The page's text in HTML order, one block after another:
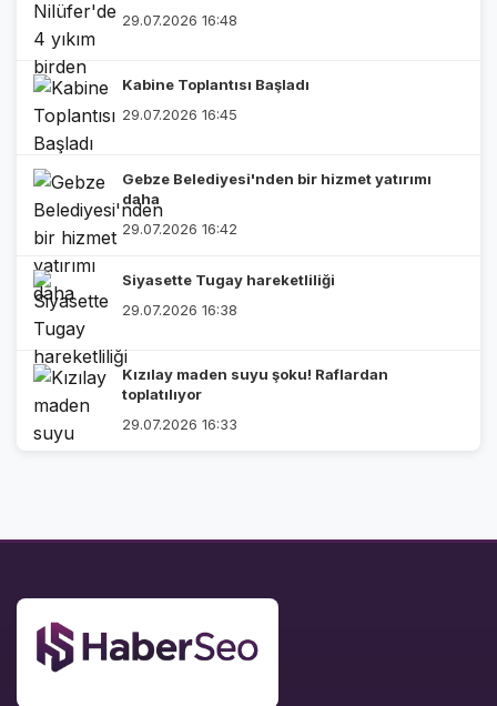
29.07.2026 16:48
Kabine Toplantısı Başladı
29.07.2026 16:45
Gebze Belediyesi'nden bir hizmet yatırımı
daha
29.07.2026 16:42
Siyasette Tugay hareketliliği
29.07.2026 16:38
Kızılay maden suyu şoku! Raflardan
toplatılıyor
29.07.2026 16:33